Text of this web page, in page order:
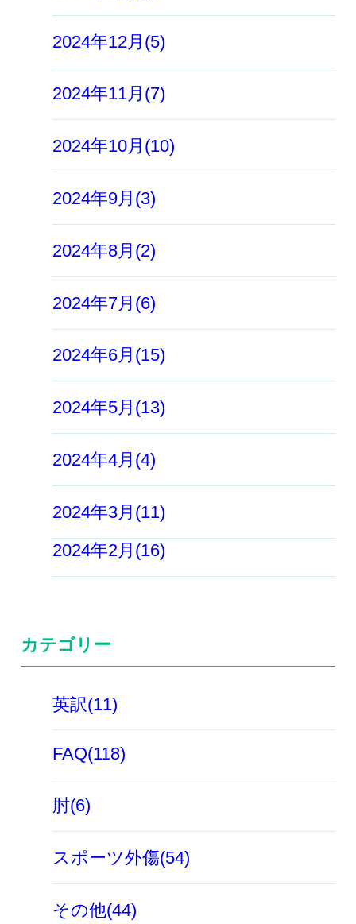
2024年12月(5)
2024年11月(7)
2024年10月(10)
2024年9月(3)
2024年8月(2)
2024年7月(6)
2024年6月(15)
2024年5月(13)
2024年4月(4)
2024年3月(11)
2024年2月(16)
カテゴリー
英訳(11)
FAQ(118)
肘(6)
スポーツ外傷(54)
その他(44)